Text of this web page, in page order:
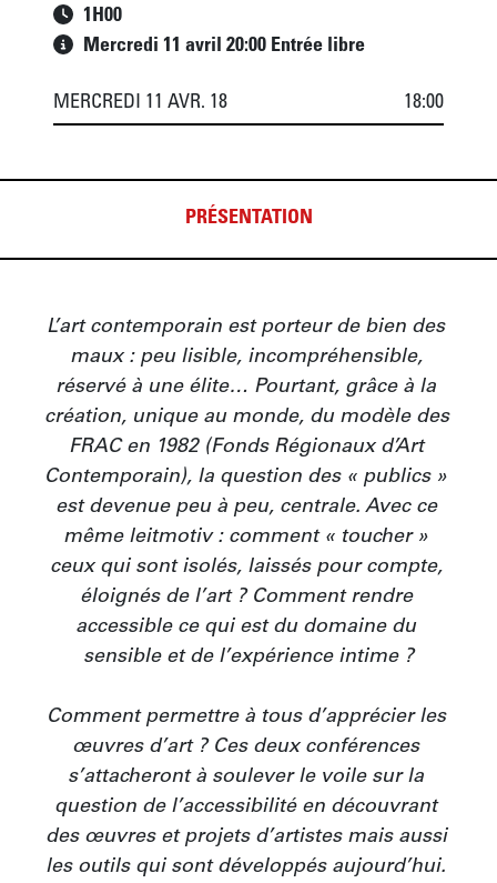
1H00
Mercredi 11 avril 20:00 Entrée libre
MERCREDI 11 AVR. 18 18:00
PRÉSENTATION
L’art contemporain est porteur de bien des
maux : peu lisible, incompréhensible,
réservé à une élite… Pourtant, grâce à la
création, unique au monde, du modèle des
FRAC en 1982 (Fonds Régionaux d’Art
Contemporain), la question des « publics »
est devenue peu à peu, centrale. Avec ce
même leitmotiv : comment « toucher »
ceux qui sont isolés, laissés pour compte,
éloignés de l’art ? Comment rendre
accessible ce qui est du domaine du
sensible et de l’expérience intime ?
Comment permettre à tous d’apprécier les
œuvres d’art ? Ces deux conférences
s’attacheront à soulever le voile sur la
question de l’accessibilité en découvrant
des œuvres et projets d’artistes mais aussi
les outils qui sont développés aujourd’hui.